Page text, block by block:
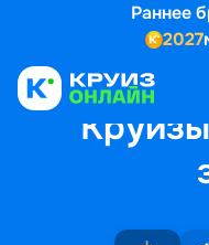
Раннее
2027